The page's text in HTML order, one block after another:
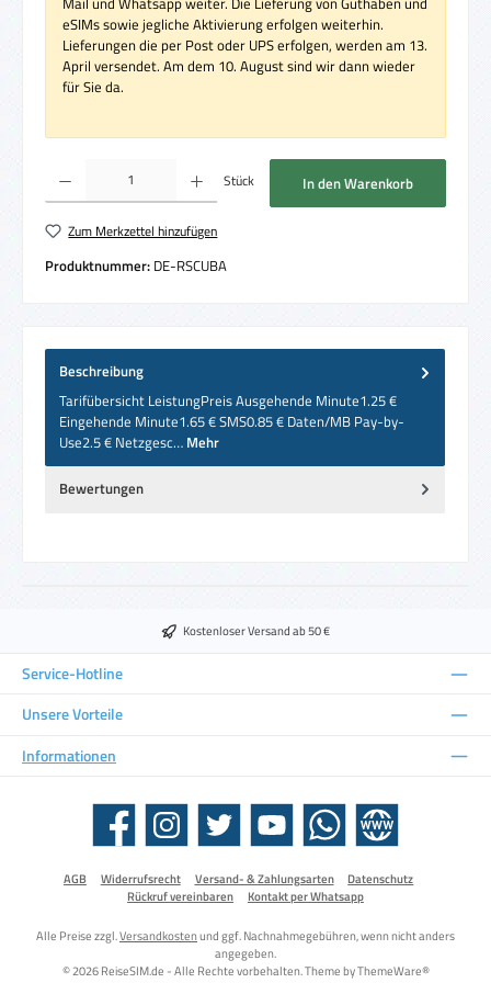
eSIMs sowie jegliche Aktivierung erfolgen weiterhin.
Lieferungen die per Post oder UPS erfolgen, werden am 13.
April versendet. Am dem 10. August sind wir dann wieder
für Sie da.
Produkt Anzahl: Gib den gewünschten Wert ein oder benutze die Schaltflächen um
Stück In den Warenkorb
Zum Merkzettel hinzufügen
Produktnummer: DE-RSCUBA
Beschreibung
Tarifübersicht LeistungPreis Ausgehende Minute1.25 €
Eingehende Minute1.65 € SMS0.85 € Daten/MB Pay-by-
Use2.5 € Netzgesc… Mehr
Bewertungen
Kostenloser Versand ab 50 €
Service-Hotline
Unsere Vorteile
Informationen
Facebook Instagram Twitter YouTube WhatsApp Website
AGB Widerrufsrecht Versand- & Zahlungsarten
Datenschutz
Rückruf vereinbaren
Kontakt per Whatsapp
Alle Preise zzgl.Versandkostenund ggf. Nachnahmegebühren, wenn nicht anders
angegeben.
© 2026 ReiseSIM.de - Alle Rechte vorbehalten. Theme byThemeWare®